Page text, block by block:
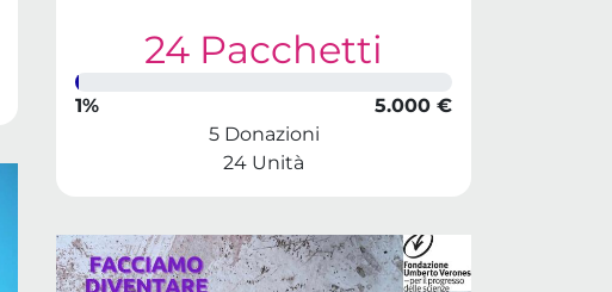
24 Pacchetti
1%
5.000 €
5 Donazioni
24 Unità